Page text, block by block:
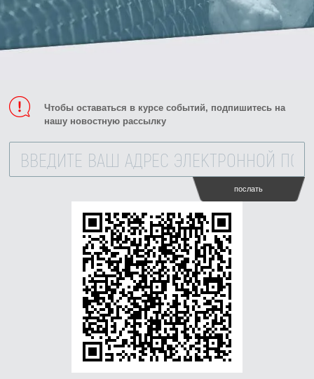
Чтобы оставаться в курсе событий, подпишитесь на
нашу новостную рассылку
послать